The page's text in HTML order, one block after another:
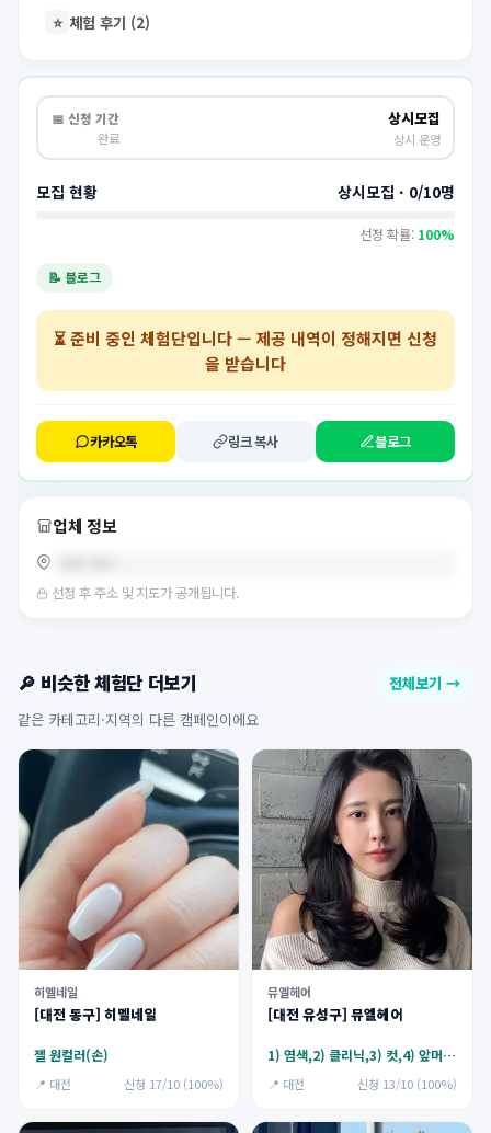
⭐ 체험 후기 (2)
📅 신청 기간
완료
상시모집
상시 운영
모집 현황 상시모집 · 0/10명
선정 확률: 100%
📝 블로그
⏳준비 중인 체험단입니다 — 제공 내역이 정해지면 신청
을 받습니다
카카오톡 링크 복사 블로그
업체 정보
선정 후 주소 및 지도가 공개됩니다.
🔎 비슷한 체험단 더보기 전체보기 →
같은 카테고리·지역의 다른 캠페인이에요
히멜네일
[대전 동구] 히멜네일
젤 원컬러(손)
📍 대전 신청 17/10 (100%)
뮤엘헤어
[대전 유성구] 뮤엘헤어
1) 염색,2) 클리닉,3) 컷,4) 앞머리펌,5) 뿌리펌
📍 대전 신청 13/10 (100%)